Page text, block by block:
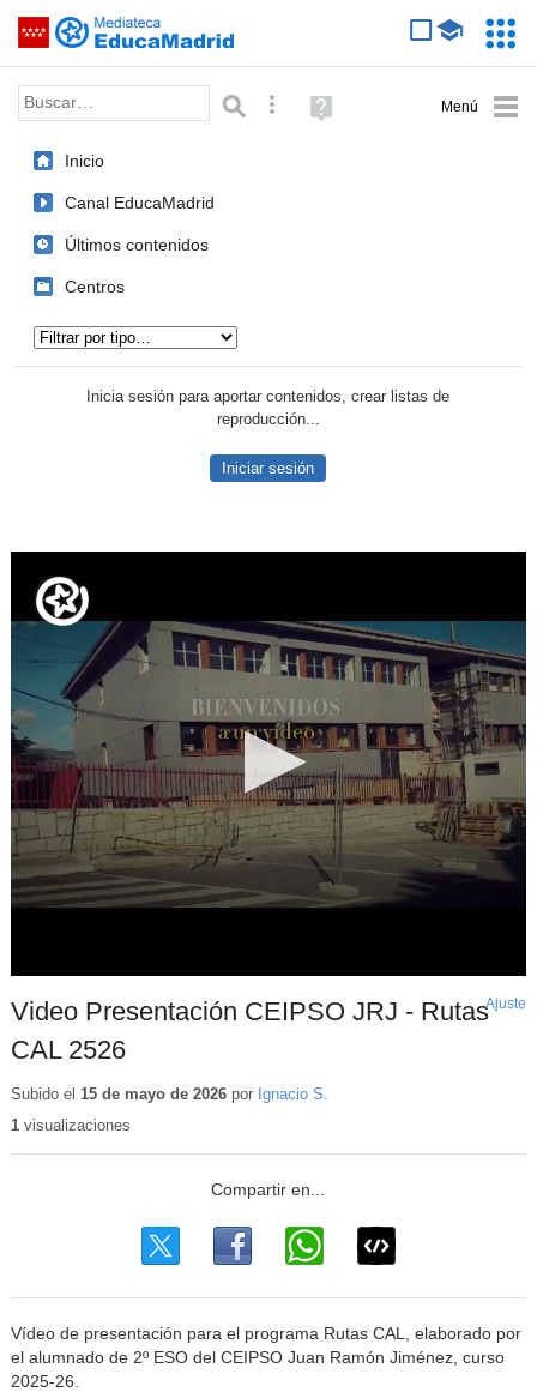
Saltar navegación
Palabra o frase: Búsqueda avanzada
Ayuda
(en
Inicio
Canal EducaMadrid
Últimos contenidos
Centros
Inicia sesión para aportar contenidos, crear listas de
reproducción...
Iniciar sesión
Video Presentación CEIPSO JRJ - Rutas
CAL 2526
Ajuste
Subido el 15 de mayo de 2026por Ignacio S.
1visualizaciones
Vídeo de presentación para el programa Rutas CAL, elaborado por
el alumnado de 2º ESO del CEIPSO Juan Ramón Jiménez, curso
2025-26.